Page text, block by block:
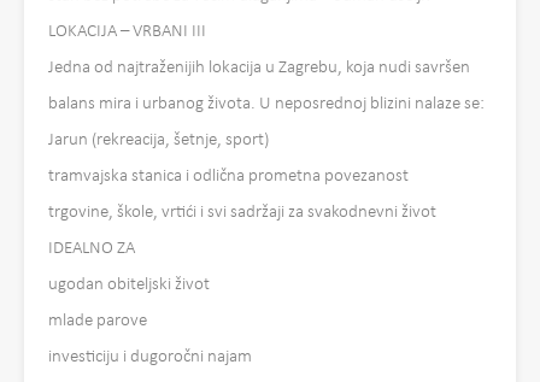
LOKACIJA – VRBANI III
Jedna od najtraženijih lokacija u Zagrebu, koja nudi savršen
balans mira i urbanog života. U neposrednoj blizini nalaze se:
Jarun (rekreacija, šetnje, sport)
tramvajska stanica i odlična prometna povezanost
trgovine, škole, vrtići i svi sadržaji za svakodnevni život
IDEALNO ZA
ugodan obiteljski život
mlade parove
investiciju i dugoročni najam